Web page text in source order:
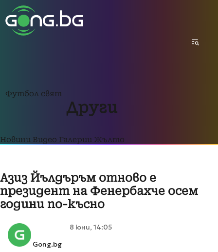
Футбол свят
Други
Новини Видео Галерии Жълто
Азиз Йълдъръм отново е
президент на Фенербахче осем
години по-късно
Gong.bg
8 юни, 14:05